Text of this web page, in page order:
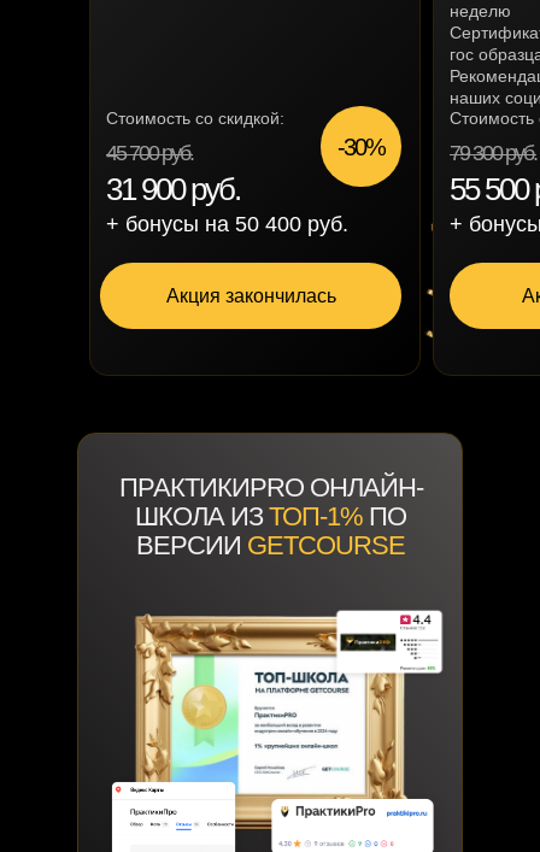
неделю
гос
наших
-30% 79 300 руб.
55 500
Стоимость
+
45 700 руб.
31 900 руб.
Стоимость со скидкой:
+ бонусы на 50 400 руб.
Акция закончилась
ПРАКТИКИPRO ОНЛАЙН-
ШКОЛА ИЗТОП-1% ПО
ВЕРСИИ GETCOURSE